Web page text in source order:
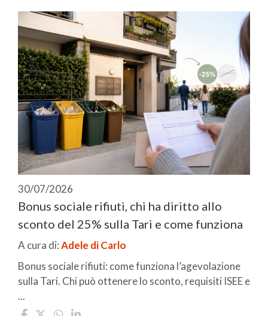
30/07/2026
Bonus sociale rifiuti, chi ha diritto allo
sconto del 25% sulla Tari e come funziona
A cura di:Adele di Carlo
Bonus sociale rifiuti: come funziona l’agevolazione
sulla Tari. Chi può ottenere lo sconto, requisiti ISEE e
...